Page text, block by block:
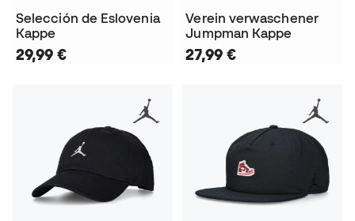
Selección de Eslovenia
Kappe
29,99 €
Verein verwaschener
Jumpman Kappe
27,99 €